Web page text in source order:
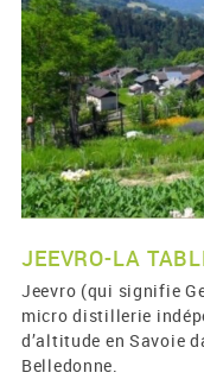
JEEVRO-LA
Jeevro (qui signifie
micro distillerie
d’altitude en Savoie
Belledonne.